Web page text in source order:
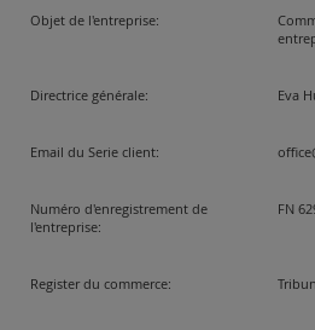
Objet de l'entreprise:
Directrice générale: Eva
Email du Serie client:
Numéro d'enregistrement de
l'entreprise:
FN
Register du commerce: